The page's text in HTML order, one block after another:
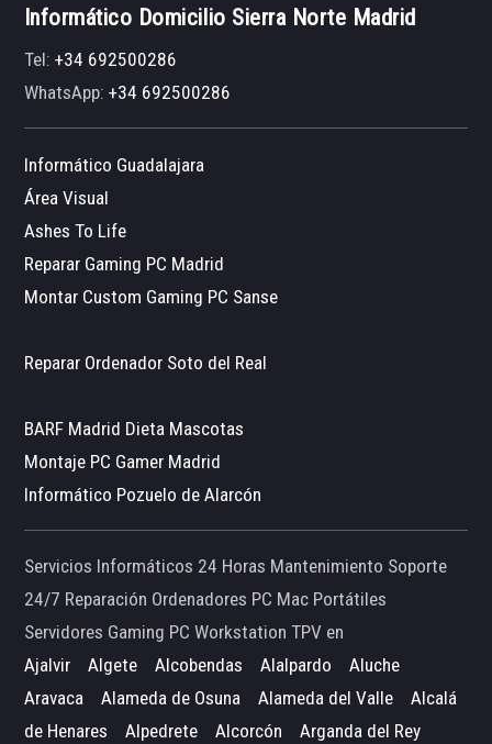
Informático Domicilio Sierra Norte Madrid
Tel:+34 692500286
WhatsApp:+34 692500286
Informático Guadalajara
Área Visual
Ashes To Life
Reparar Gaming PC Madrid
Montar Custom Gaming PC Sanse
Reparar Ordenador Soto del Real
BARF Madrid Dieta Mascotas
Montaje PC Gamer Madrid
Informático Pozuelo de Alarcón
Servicios Informáticos 24 Horas Mantenimiento Soporte
24/7 Reparación Ordenadores PC Mac Portátiles
Servidores Gaming PC Workstation TPV en
Ajalvir
Algete Alcobendas Alalpardo
Aluche
Aravaca
Alameda de Osuna Alameda del Valle
Alcalá
de Henares
Alpedrete Alcorcón
Arganda del Rey